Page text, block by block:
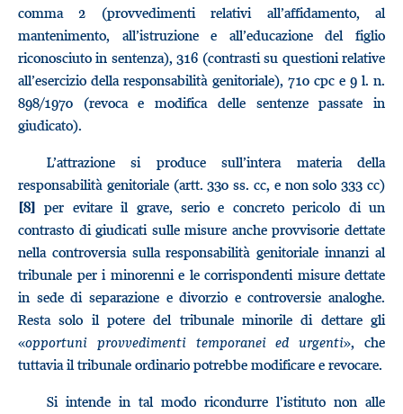
comma 2 (provvedimenti relativi all’affidamento, al
mantenimento, all’istruzione e all’educazione del figlio
riconosciuto in sentenza), 316 (contrasti su questioni relative
all’esercizio della responsabilità genitoriale), 710 cpc e 9 l. n.
898/1970 (revoca e modifica delle sentenze passate in
giudicato).
L’attrazione si produce sull’intera materia della
responsabilità genitoriale (artt. 330 ss. cc, e non solo 333 cc)
[8] per evitare il grave, serio e concreto pericolo di un
contrasto di giudicati sulle misure anche provvisorie dettate
nella controversia sulla responsabilità genitoriale innanzi al
tribunale per i minorenni e le corrispondenti misure dettate
in sede di separazione e divorzio e controversie analoghe.
Resta solo il potere del tribunale minorile di dettare gli
«opportuni provvedimenti temporanei ed urgenti», che
tuttavia il tribunale ordinario potrebbe modificare e revocare.
Si intende in tal modo ricondurre l’istituto non alle